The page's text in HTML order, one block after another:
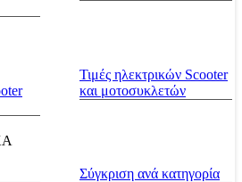
Τιμές ηλεκτρικών Scooter
και μοτοσυκλετών
Σύγκριση ανά κατηγορία